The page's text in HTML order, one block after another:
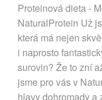
Proteinová dieta -
NaturalProtein Už
která má nejen
i naprosto
surovin? Že to zní
jsme pro vás v
hlavy dohromady